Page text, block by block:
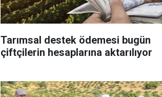
Tarımsal destek ödemesi bugün
çiftçilerin hesaplarına aktarılıyor